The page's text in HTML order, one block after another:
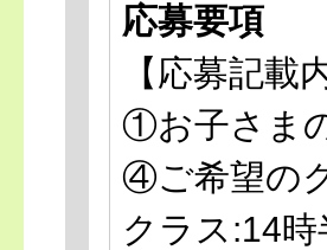
応募要項
【応募記載
①お子さま
④ご希望の
クラス:14